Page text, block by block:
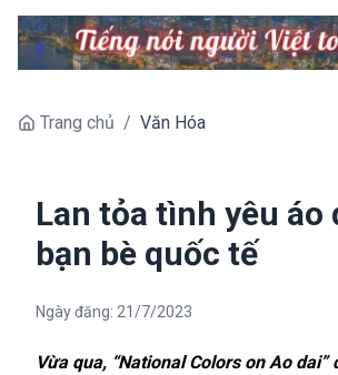
Trang chủ / Văn Hóa
Lan tỏa tình yêu áo
bạn bè quốc tế
Ngày đăng: 21/7/2023
Vừa qua, “National Colors on Ao